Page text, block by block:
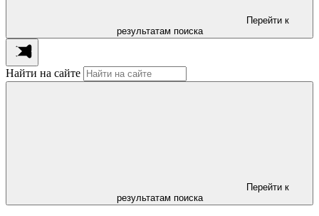
Перейти к
результатам поиска
Найти на сайте
Перейти к
результатам поиска